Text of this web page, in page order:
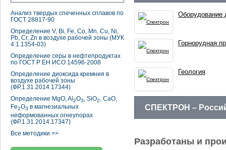
Анализ твердых спеченных сплавов по
ГОСТ 28817-90
Определение V, Bi, Fe, Co, Mn, Cu, Ni,
Pb, Cr, Zn в воздухе рабочей зоны (МУК
4.1.1354-03)
Определение серы в нефтепродуктах
по ГОСТ Р ЕН ИСО 14596-2008
Определение диоксида кремния в
воздухе рабочей зоны
(ФР.1.31.2014.17344)
Определение MgO, Al 2O3, SiO2, CaO,
Fe2O3 в магнезиальных
неформованных огнеупорах
(ФР.1.31.2014.17347)
Все методики >>
Оборудование
Горнорудная
Геология
СПЕКТРОН –
Разработаны и